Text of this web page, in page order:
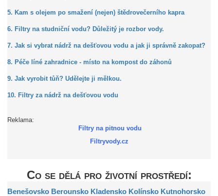
5. Kam s olejem po smažení (nejen) štědrovečerního kapra
6. Filtry na studniční vodu? Důležitý je rozbor vody.
7. Jak si vybrat nádrž na dešťovou vodu a jak ji správně zakopat?
8. Péče líné zahradnice - místo na kompost do záhonů
9. Jak vyrobit tůň? Udělejte ji mělkou.
10. Filtry za nádrž na dešťovou vodu
Reklama:
Filtry na pitnou vodu
Filtryvody.cz
Co se dělá pro životní prostředí:
Benešovsko Berounsko Kladensko Kolínsko Kutnohorsko